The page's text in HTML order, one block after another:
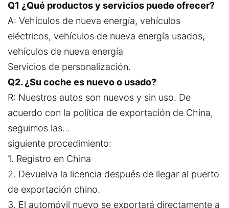
Q1 ¿Qué productos y servicios puede ofrecer?
A: Vehículos de nueva energía, vehículos
eléctricos, vehículos de nueva energía usados,
vehículos de nueva energía
Servicios de personalización.
Q2. ¿Su coche es nuevo o usado?
R: Nuestros autos son nuevos y sin uso. De
acuerdo con la política de exportación de China,
seguimos las...
siguiente procedimiento:
1. Registro en China
2. Devuelva la licencia después de llegar al puerto
de exportación chino.
3. El automóvil nuevo se exportará directamente a